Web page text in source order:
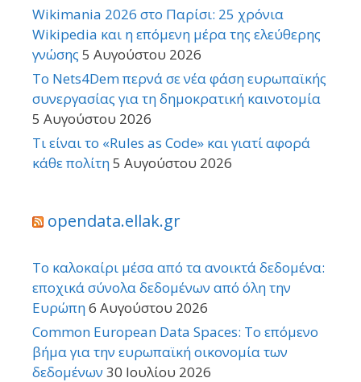
Wikimania 2026 στο Παρίσι: 25 χρόνια
Wikipedia και η επόμενη μέρα της ελεύθερης
γνώσης 5 Αυγούστου 2026
Το Nets4Dem περνά σε νέα φάση ευρωπαϊκής
συνεργασίας για τη δημοκρατική καινοτομία
5 Αυγούστου 2026
Τι είναι το «Rules as Code» και γιατί αφορά
κάθε πολίτη5 Αυγούστου 2026
opendata.ellak.gr
Το καλοκαίρι μέσα από τα ανοικτά δεδομένα:
εποχικά σύνολα δεδομένων από όλη την
Ευρώπη6 Αυγούστου 2026
Common European Data Spaces: Το επόμενο
βήμα για την ευρωπαϊκή οικονομία των
δεδομένων 30 Ιουλίου 2026